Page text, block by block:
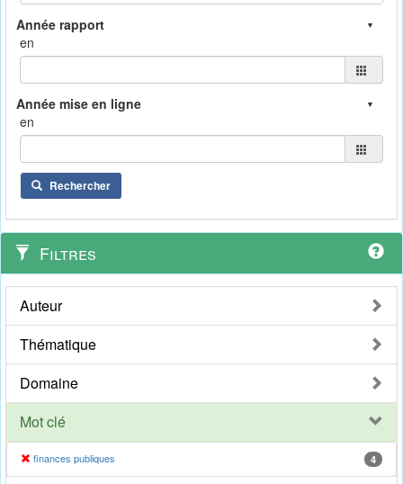
en
en
Rechercher
Filtres
Auteur
Thématique
Domaine
Mot clé
finances publiques 4